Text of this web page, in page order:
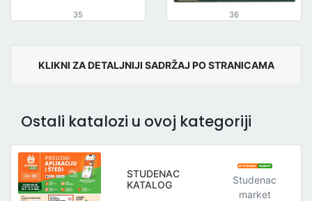
35 36
KLIKNI ZA DETALJNIJI SADRŽAJ PO STRANICAMA
Ostali katalozi u ovoj kategoriji
STUDENAC
KATALOG
Studenac
market